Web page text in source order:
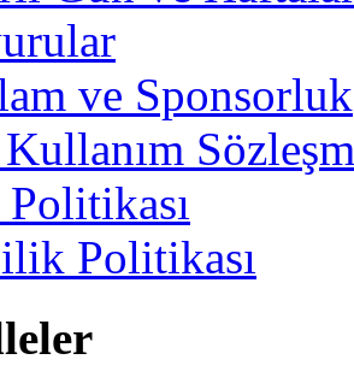
ve Sponsorluk
Politikası